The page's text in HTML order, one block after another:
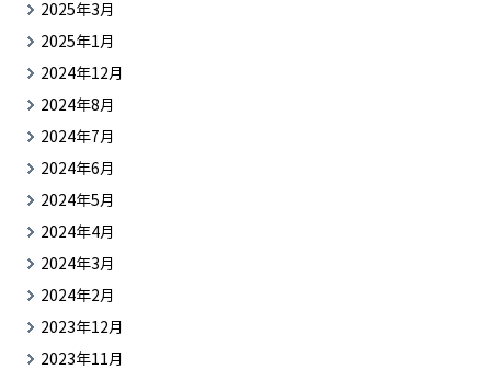
2025年3月
2025年1月
2024年12月
2024年8月
2024年7月
2024年6月
2024年5月
2024年4月
2024年3月
2024年2月
2023年12月
2023年11月